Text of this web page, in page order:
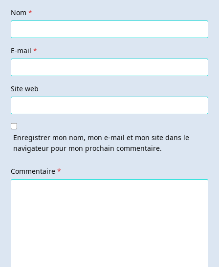
Nom*
E-mail*
Site web
Enregistrer mon nom, mon e-mail et mon site dans le
navigateur pour mon prochain commentaire.
Commentaire*